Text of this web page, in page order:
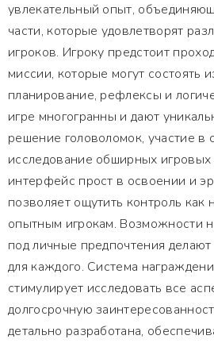
увлекательный опыт,
части, которые удовлетворят
игроков. Игроку предстоит
миссии, которые могут состоять
планирование, рефлексы и
игре многогранны и дают
решение головоломок, участие в
исследование обширных
интерфейс прост в освоении и
позволяет ощутить контроль как
опытным игрокам. Возможности
под личные предпочтения
для каждого. Система
стимулирует исследовать все
долгосрочную
детально разработана,